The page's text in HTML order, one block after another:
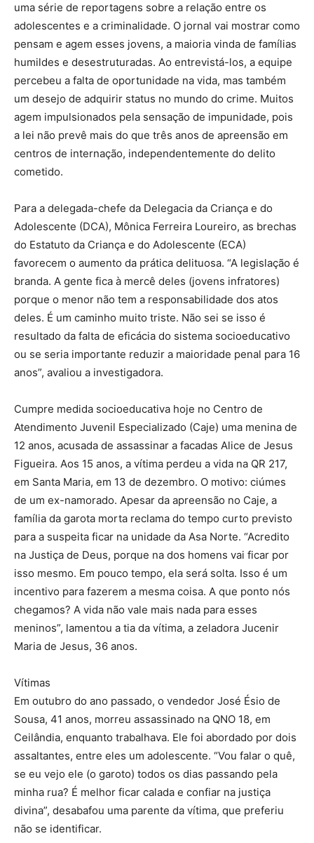
uma série de reportagens sobre a relação entre os
adolescentes e a criminalidade. O jornal vai mostrar como
pensam e agem esses jovens, a maioria vinda de famílias
humildes e desestruturadas. Ao entrevistá-los, a equipe
percebeu a falta de oportunidade na vida, mas também
um desejo de adquirir status no mundo do crime. Muitos
agem impulsionados pela sensação de impunidade, pois
a lei não prevê mais do que três anos de apreensão em
centros de internação, independentemente do delito
cometido.
Para a delegada-chefe da Delegacia da Criança e do
Adolescente (DCA), Mônica Ferreira Loureiro, as brechas
do Estatuto da Criança e do Adolescente (ECA)
favorecem o aumento da prática delituosa. “A legislação é
branda. A gente fica à mercê deles (jovens infratores)
porque o menor não tem a responsabilidade dos atos
deles. É um caminho muito triste. Não sei se isso é
resultado da falta de eficácia do sistema socioeducativo
ou se seria importante reduzir a maioridade penal para 16
anos”, avaliou a investigadora.
Cumpre medida socioeducativa hoje no Centro de
Atendimento Juvenil Especializado (Caje) uma menina de
12 anos, acusada de assassinar a facadas Alice de Jesus
Figueira. Aos 15 anos, a vítima perdeu a vida na QR 217,
em Santa Maria, em 13 de dezembro. O motivo: ciúmes
de um ex-namorado. Apesar da apreensão no Caje, a
família da garota morta reclama do tempo curto previsto
para a suspeita ficar na unidade da Asa Norte. “Acredito
na Justiça de Deus, porque na dos homens vai ficar por
isso mesmo. Em pouco tempo, ela será solta. Isso é um
incentivo para fazerem a mesma coisa. A que ponto nós
chegamos? A vida não vale mais nada para esses
meninos”, lamentou a tia da vítima, a zeladora Jucenir
Maria de Jesus, 36 anos.
Vítimas
Em outubro do ano passado, o vendedor José Ésio de
Sousa, 41 anos, morreu assassinado na QNO 18, em
Ceilândia, enquanto trabalhava. Ele foi abordado por dois
assaltantes, entre eles um adolescente. “Vou falar o quê,
se eu vejo ele (o garoto) todos os dias passando pela
minha rua? É melhor ficar calada e confiar na justiça
divina”, desabafou uma parente da vítima, que preferiu
não se identificar.